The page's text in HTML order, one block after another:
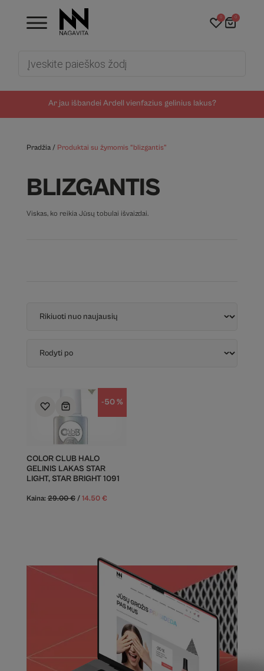
Ar jau išbandei Ardell vienfazius gelinius lakus?
0 0
Pradžia/ Produktai su žymomis “blizgantis”
BLIZGANTIS
Viskas, ko reikia Jūsų tobulai išvaizdai.
-50 %
COLOR CLUB HALO
GELINIS LAKAS STAR
LIGHT, STAR BRIGHT 1091
Kaina: 29.00€ / 14.50 €